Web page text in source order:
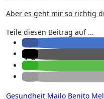
Aber es geht mir so richtig
Teile diesen Beitrag auf ...
Gesundheit Mailo Benito